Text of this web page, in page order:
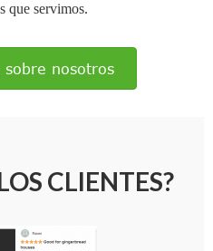
que servimos.
sobre nosotros
CLIENTES?